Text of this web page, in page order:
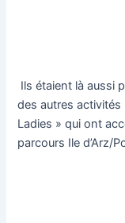
Ils étaient là aussi
des autres
Ladies » qui ont
parcours Ile d’Arz/